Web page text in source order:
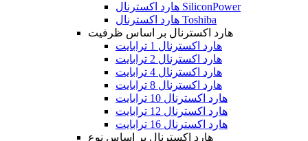
هارد اکسترنال SiliconPower
هارد اکسترنال Toshiba
هارد اکسترنال بر اساس ظرفیت
هارد اکسترنال 1 ترابایت
هارد اکسترنال 2 ترابایت
هارد اکسترنال 4 ترابایت
هارد اکسترنال 8 ترابایت
هارد اکسترنال 10 ترابایت
هارد اکسترنال 12 ترابایت
هارد اکسترنال 16 ترابایت
هارد اکسترنال بر اساس نوع